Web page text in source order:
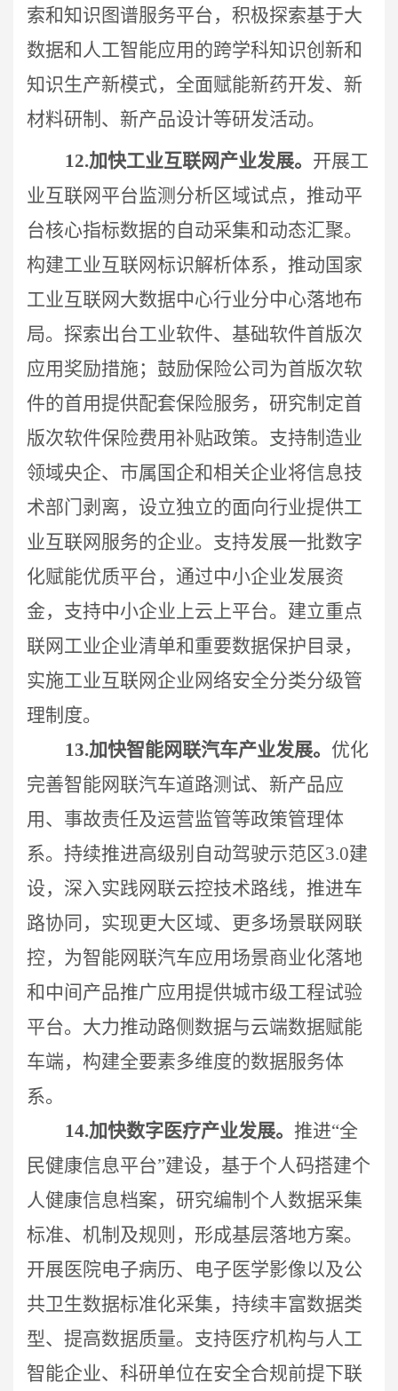
索和知识图谱服务平台，积极探索基于大
数据和人工智能应用的跨学科知识创新和
知识生产新模式，全面赋能新药开发、新
材料研制、新产品设计等研发活动。
12.加快工业互联网产业发展。 开展工
业互联网平台监测分析区域试点，推动平
台核心指标数据的自动采集和动态汇聚。
构建工业互联网标识解析体系，推动国家
工业互联网大数据中心行业分中心落地布
局。探索出台工业软件、基础软件首版次
应用奖励措施；鼓励保险公司为首版次软
件的首用提供配套保险服务，研究制定首
版次软件保险费用补贴政策。支持制造业
领域央企、市属国企和相关企业将信息技
术部门剥离，设立独立的面向行业提供工
业互联网服务的企业。支持发展一批数字
化赋能优质平台，通过中小企业发展资
金，支持中小企业上云上平台。建立重点
联网工业企业清单和重要数据保护目录，
实施工业互联网企业网络安全分类分级管
理制度。
13.加快智能网联汽车产业发展。 优化
完善智能网联汽车道路测试、新产品应
用、事故责任及运营监管等政策管理体
系。持续推进高级别自动驾驶示范区3.0建
设，深入实践网联云控技术路线，推进车
路协同，实现更大区域、更多场景联网联
控，为智能网联汽车应用场景商业化落地
和中间产品推广应用提供城市级工程试验
平台。大力推动路侧数据与云端数据赋能
车端，构建全要素多维度的数据服务体
系。
14.加快数字医疗产业发展。 推进“全
民健康信息平台”建设，基于个人码搭建个
人健康信息档案，研究编制个人数据采集
标准、机制及规则，形成基层落地方案。
开展医院电子病历、电子医学影像以及公
共卫生数据标准化采集，持续丰富数据类
型、提高数据质量。支持医疗机构与人工
智能企业、科研单位在安全合规前提下联